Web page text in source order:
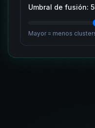
Umbral de fusión:
Mayor = menos